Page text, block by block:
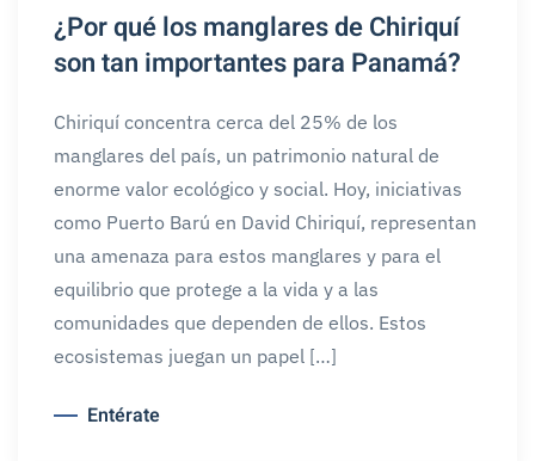
¿Por qué los manglares de Chiriquí
son tan importantes para Panamá?
Chiriquí concentra cerca del 25% de los
manglares del país, un patrimonio natural de
enorme valor ecológico y social. Hoy, iniciativas
como Puerto Barú en David Chiriquí, representan
una amenaza para estos manglares y para el
equilibrio que protege a la vida y a las
comunidades que dependen de ellos. Estos
ecosistemas juegan un papel […]
Entérate